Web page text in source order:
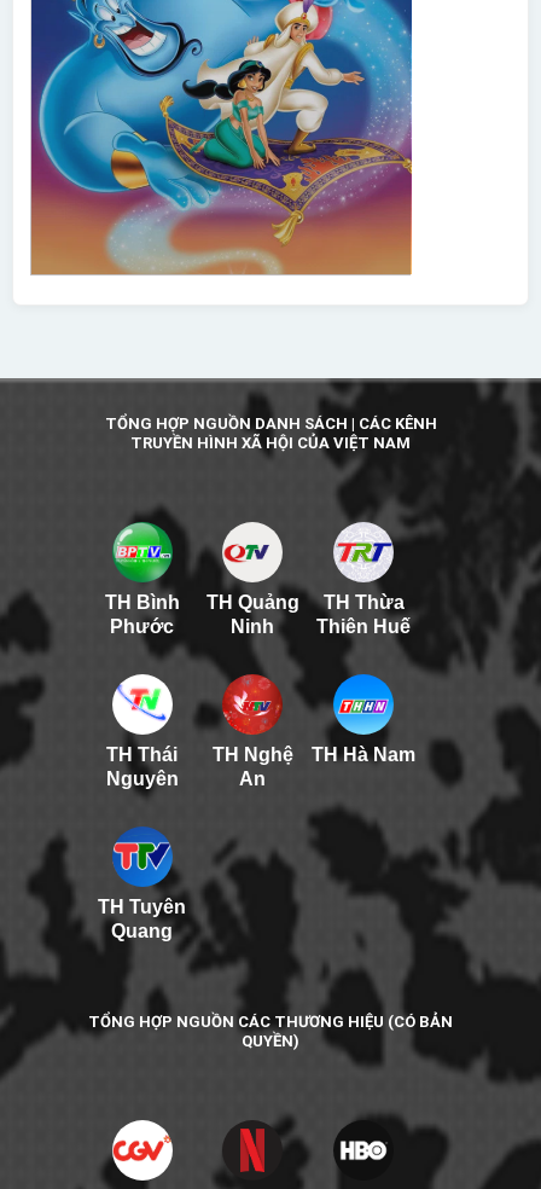
TỔNG HỢP NGUỒN DANH SÁCH | CÁC KÊNH
TRUYỀN HÌNH XÃ HỘI CỦA VIỆT NAM
TH Bình
Phước
TH Quảng
Ninh
TH Thừa
Thiên Huế
TH Thái
Nguyên
TH Nghệ
An
TH Hà Nam
TH Tuyên
Quang
TỔNG HỢP NGUỒN CÁC THƯƠNG HIỆU (CÓ BẢN
QUYỀN)